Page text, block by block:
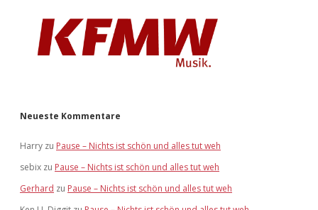
Neueste Kommentare
Harry zu Pause – Nichts ist schön und alles tut weh
sebix zu Pause – Nichts ist schön und alles tut weh
Gerhard zu Pause – Nichts ist schön und alles tut weh